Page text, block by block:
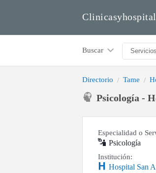
Buscar
Directorio Tame
Psicología -
Especialidad o
Psicología
Institución:
Hospital San